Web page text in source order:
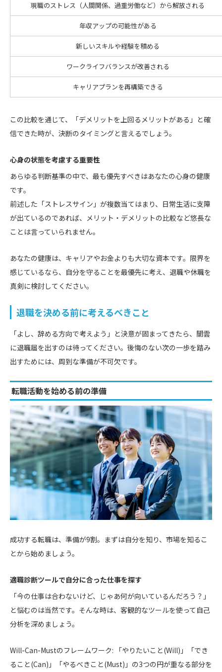
現職のストレス（人間関係、過重労働など）から解放される
年収アップの可能性がある
新しいスキルや経験を積める
ワークライフバランスが改善される
キャリアプランを再構築できる
この比較を通じて、「デメリットを上回るメリットがある」と確
信できた時が、決断のタイミングと言えるでしょう。
心身の状態を考慮する重要性
あらゆる判断基準の中で、最も優先すべきはあなたの心身の健康
です。
前述した「ストレスサイン」が複数当てはまり、日常生活に支障
が出ているのであれば、メリット・デメリットの比較など悠長な
ことは言っていられません。
あなたの健康は、キャリアやお金よりも大切な資本です。限界を
感じているなら、自分を守ることを最優先に考え、退職や休職を
真剣に検討してください。
退職を決める前に考えるべきこと
「よし、辞める方向で考えよう」と決意が固まってきたら、闇雲
に退職届を出すのは待ってください。後悔のない次の一歩を踏み
出すためには、周到な準備が不可欠です。
転職活動を始める前の準備
成功する転職は、準備が9割。まずは自分を知り、市場を知るこ
とから始めましょう。
適職診断ツールで自分に合った仕事を探す
「今の仕事は合わないけど、じゃあ何が向いているんだろう？」
と悩むのは当然です。そんな時は、客観的なツールを使って自己
分析を深めましょう。
Will-Can-Mustのフレームワーク: 「やりたいこと(Will)」「でき
ること(Can)」「やるべきこと(Must)」の3つの円が重なる部分を